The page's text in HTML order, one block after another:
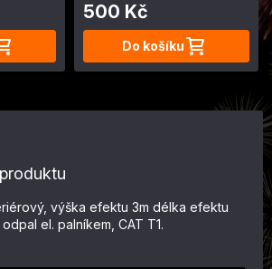
500 Kč
Do košíku
výška efektu 3m délka efektu
el. palníkem, CAT T1.